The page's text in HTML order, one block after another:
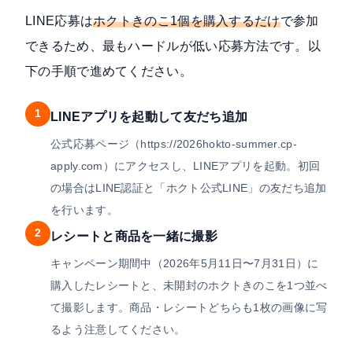
LINE応募はホクトきのこ1個を購入するだけで参加
できるため、最もハードルが低い応募方法です。以
下の手順で進めてください。
1 LINEアプリを起動して友だち追加
公式応募ページ（https://2026hokto-summer.cp-
apply.com）にアクセスし、LINEアプリを起動。初回
の場合はLINE認証と「ホクト公式LINE」の友だち追加
を行います。
2 レシートと商品を一緒に撮影
キャンペーン期間中（2026年5月11日〜7月31日）に
購入したレシートと、未開封のホクトきのこを1つ並べ
て撮影します。商品・レシートどちらも1枚の画像に写
るよう注意してください。